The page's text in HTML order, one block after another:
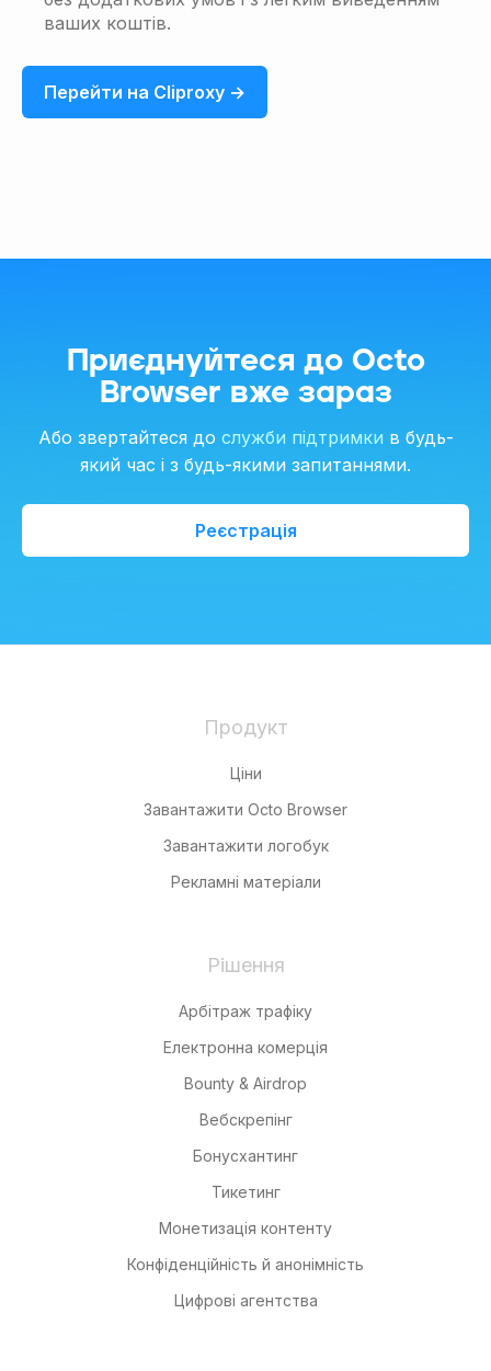
ваших коштів.
Перейти на Cliproxy →
Приєднуйтеся до Octo
Browser вже зараз
Або звертайтеся до служби підтримки в будь-
який час і з будь-якими запитаннями.
Реєстрація
Продукт
Ціни
Завантажити Octo Browser
Завантажити логобук
Рекламні матеріали
Рішення
Арбітраж трафіку
Електронна комерція
Bounty & Airdrop
Вебскрепінг
Бонусхантинг
Тикетинг
Монетизація контенту
Конфіденційність й анонімність
Цифрові агентства